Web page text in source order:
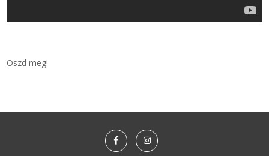
TÖMLŐBILINCS
Oszd meg!